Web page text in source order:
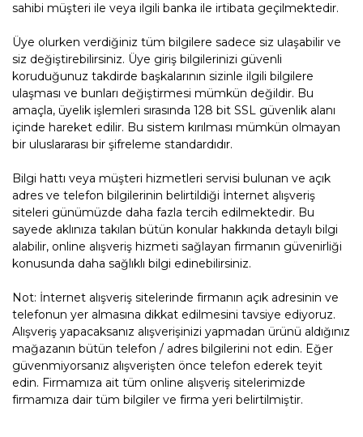
sahibi müşteri ile veya ilgili banka ile irtibata geçilmektedir.
Üye olurken verdiğiniz tüm bilgilere sadece siz ulaşabilir ve
siz değiştirebilirsiniz. Üye giriş bilgilerinizi güvenli
koruduğunuz takdirde başkalarının sizinle ilgili bilgilere
ulaşması ve bunları değiştirmesi mümkün değildir. Bu
amaçla, üyelik işlemleri sırasında 128 bit SSL güvenlik alanı
içinde hareket edilir. Bu sistem kırılması mümkün olmayan
bir uluslararası bir şifreleme standardıdır.
Bilgi hattı veya müşteri hizmetleri servisi bulunan ve açık
adres ve telefon bilgilerinin belirtildiği İnternet alışveriş
siteleri günümüzde daha fazla tercih edilmektedir. Bu
sayede aklınıza takılan bütün konular hakkında detaylı bilgi
alabilir, online alışveriş hizmeti sağlayan firmanın güvenirliği
konusunda daha sağlıklı bilgi edinebilirsiniz.
Not: İnternet alışveriş sitelerinde firmanın açık adresinin ve
telefonun yer almasına dikkat edilmesini tavsiye ediyoruz.
Alışveriş yapacaksanız alışverişinizi yapmadan ürünü aldığınız
mağazanın bütün telefon / adres bilgilerini not edin. Eğer
güvenmiyorsanız alışverişten önce telefon ederek teyit
edin. Firmamıza ait tüm online alışveriş sitelerimizde
firmamıza dair tüm bilgiler ve firma yeri belirtilmiştir.